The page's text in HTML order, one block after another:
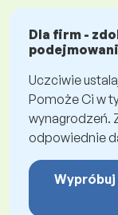
Dla firm -
Uczciwie
Pomoże Ci w
wynagrodzeń.
odpowiednie
Wypróbuj